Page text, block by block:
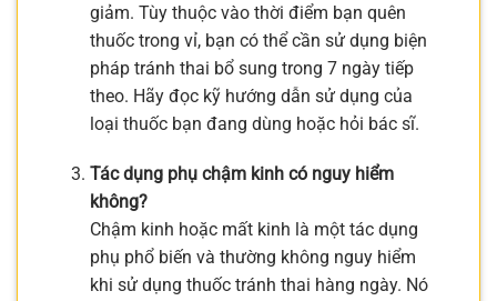
giảm. Tùy thuộc vào thời điểm bạn quên
thuốc trong vỉ, bạn có thể cần sử dụng biện
pháp tránh thai bổ sung trong 7 ngày tiếp
theo. Hãy đọc kỹ hướng dẫn sử dụng của
loại thuốc bạn đang dùng hoặc hỏi bác sĩ.
Tác dụng phụ chậm kinh có nguy hiểm
không?
Chậm kinh hoặc mất kinh là một tác dụng
phụ phổ biến và thường không nguy hiểm
khi sử dụng thuốc tránh thai hàng ngày. Nó